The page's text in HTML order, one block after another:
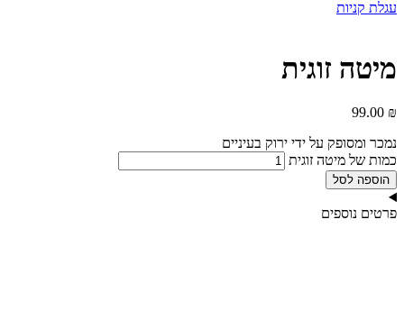
עגלת קניות
מיטה זוגית
99.00 ₪
נמכר ומסופק על ידי ירוק בעיניים
כמות של מיטה זוגית
הוספה לסל
פרטים נוספים